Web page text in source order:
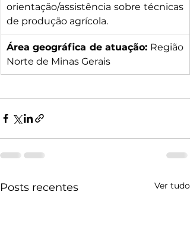
orientação/assistência sobre técnicas
de produção agrícola.
Área geográfica de atuação: Região
Norte de Minas Gerais
Posts recentes Ver tudo